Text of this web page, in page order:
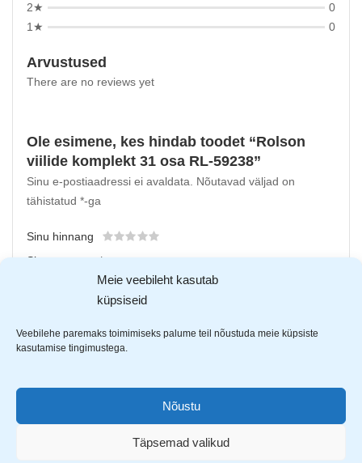
Meie veebileht kasutab
küpsiseid
Veebilehe paremaks toimimiseks palume teil nõustuda meie küpsiste
kasutamise tingimustega.
Nõustu
Täpsemad valikud
2★
0
1★
0
Arvustused
There are no reviews yet
Ole esimene, kes hindab toodet “Rolson
viilide komplekt 31 osa RL-59238”
Sinu e-postiaadressi ei avaldata.
Nõutavad väljad on
tähistatud *-ga
Sinu hinnang
Sinu arvustus
*
Upload up to 5 images or videos